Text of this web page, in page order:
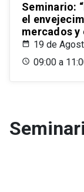
Seminario:
el
mercados y
19 de
09:00 a